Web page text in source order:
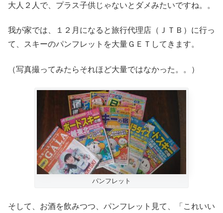
大人２人で、プラス子供じゃないとダメみたいですね。。
我が家では、１２月になると旅行代理店（ＪＴＢ）に行っ
て、スキーのパンフレットを大量ＧＥＴしてきます。
（写真撮ってみたらそれほど大量ではなかった。。）
パンフレット
そして、お酒を飲みつつ、パンフレット見て、「これいい